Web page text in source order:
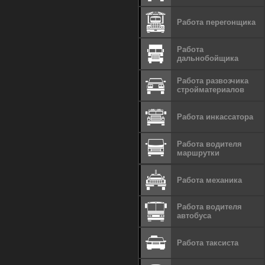
Работа перегонщика
Работа
дальнобойщика
Работа развозчика
стройматериалов
Работа инкассатора
Работа водителя
маршрутки
Работа механика
Работа водителя
автобуса
Работа таксиста